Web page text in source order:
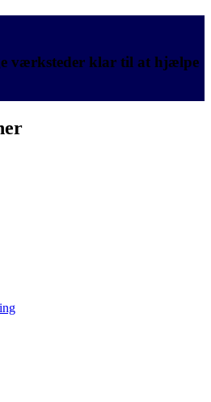
værksteder klar til at hjælpe